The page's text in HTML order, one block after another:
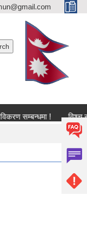
! विश्च स्तनपान